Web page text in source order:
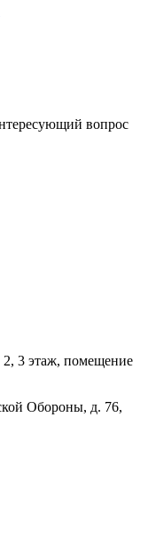
вопрос
2, 3 этаж, помещение
Обороны, д. 76,